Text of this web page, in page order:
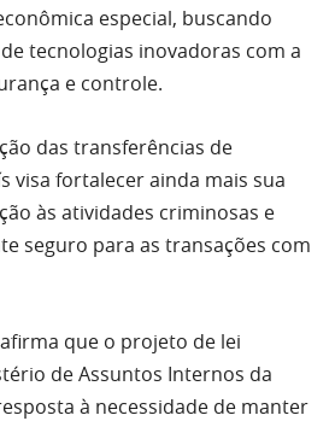
especial, buscando
tecnologias inovadoras com a
e controle.
das transferências de
visa fortalecer ainda mais sua
às atividades criminosas e
seguro para as transações com
que o projeto de lei
de Assuntos Internos da
à necessidade de manter